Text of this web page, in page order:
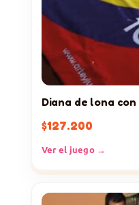
Diana de lona
$127.200
Ver el juego →